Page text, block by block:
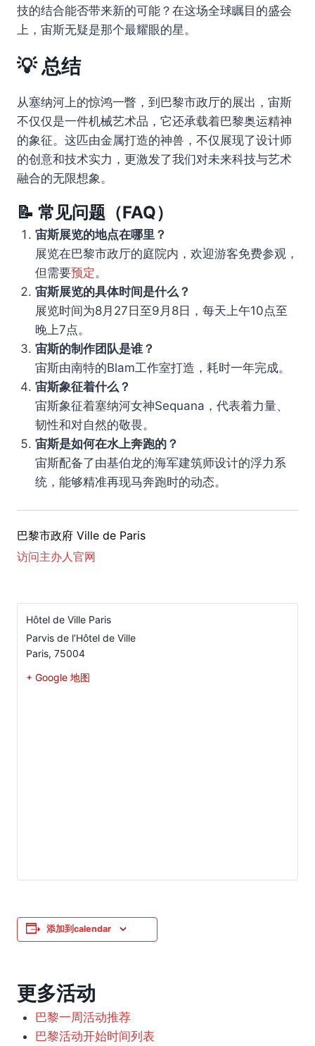
技的结合能否带来新的可能？在这场全球瞩目的盛会
上，宙斯无疑是那个最耀眼的星。
💡 总结
从塞纳河上的惊鸿一瞥，到巴黎市政厅的展出，宙斯
不仅仅是一件机械艺术品，它还承载着巴黎奥运精神
的象征。这匹由金属打造的神兽，不仅展现了设计师
的创意和技术实力，更激发了我们对未来科技与艺术
融合的无限想象。
📝 常见问题（FAQ）
宙斯展览的地点在哪里？
展览在巴黎市政厅的庭院内，欢迎游客免费参观，
但需要预定。
宙斯展览的具体时间是什么？
展览时间为8月27日至9月8日，每天上午10点至
晚上7点。
宙斯的制作团队是谁？
宙斯由南特的Blam工作室打造，耗时一年完成。
宙斯象征着什么？
宙斯象征着塞纳河女神Sequana，代表着力量、
韧性和对自然的敬畏。
宙斯是如何在水上奔跑的？
宙斯配备了由基伯龙的海军建筑师设计的浮力系
统，能够精准再现马奔跑时的动态。
巴黎市政府 Ville de Paris
访问主办人官网
Hôtel de Ville Paris
Parvis de l’Hôtel de Ville
Paris, 75004
+ Google 地图
添加到calendar
更多活动
巴黎一周活动推荐
巴黎活动开始时间列表